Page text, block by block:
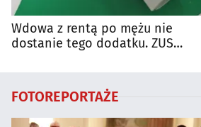
Wdowa z rentą po mężu nie
dostanie tego dodatku. ZUS
FOTOREPORTAŻE